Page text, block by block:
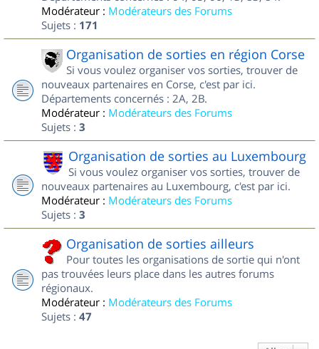
Modérateur : Modérateurs des Forums
Sujets : 171
Organisation de sorties en région Corse
Si vous voulez organiser vos sorties, trouver de
nouveaux partenaires en Corse, c'est par ici.
Départements concernés : 2A, 2B.
Modérateur : Modérateurs des Forums
Sujets : 3
Organisation de sorties au Luxembourg
Si vous voulez organiser vos sorties, trouver de
nouveaux partenaires au Luxembourg, c'est par ici.
Modérateur : Modérateurs des Forums
Sujets : 3
Organisation de sorties ailleurs
Pour toutes les organisations de sortie qui n'ont
pas trouvées leurs place dans les autres forums
régionaux.
Modérateur : Modérateurs des Forums
Sujets : 47